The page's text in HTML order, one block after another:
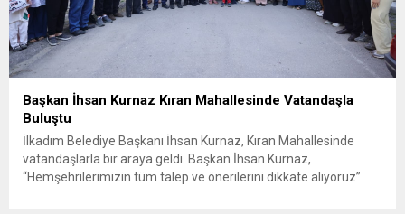
Başkan İhsan Kurnaz Kıran Mahallesinde Vatandaşla
Buluştu
İlkadım Belediye Başkanı İhsan Kurnaz, Kıran Mahallesinde
vatandaşlarla bir araya geldi. Başkan İhsan Kurnaz,
“Hemşehrilerimizin tüm talep ve önerilerini dikkate alıyoruz”